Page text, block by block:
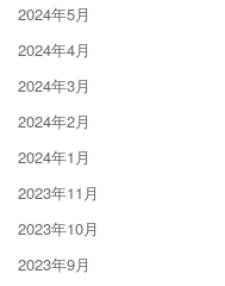
2024年5月
2024年4月
2024年3月
2024年2月
2024年1月
2023年11月
2023年10月
2023年9月